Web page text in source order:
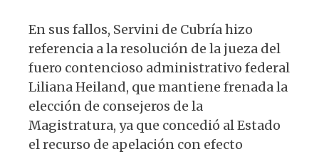
En sus fallos, Servini de Cubría hizo
referencia a la resolución de la jueza del
fuero contencioso administrativo federal
Liliana Heiland, que mantiene frenada la
elección de consejeros de la
Magistratura, ya que concedió al Estado
el recurso de apelación con efecto